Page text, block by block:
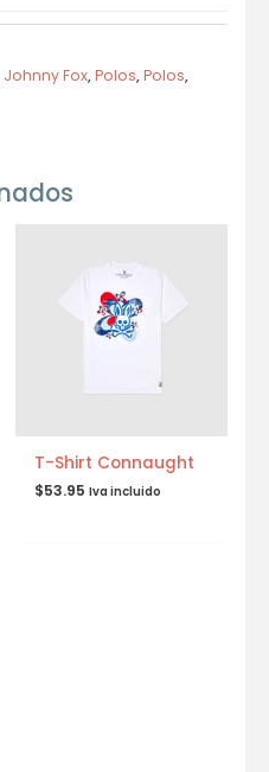
Johnny Fox,Polos,Polos,
T-Shirt Connaught
$53.95 Iva incluido